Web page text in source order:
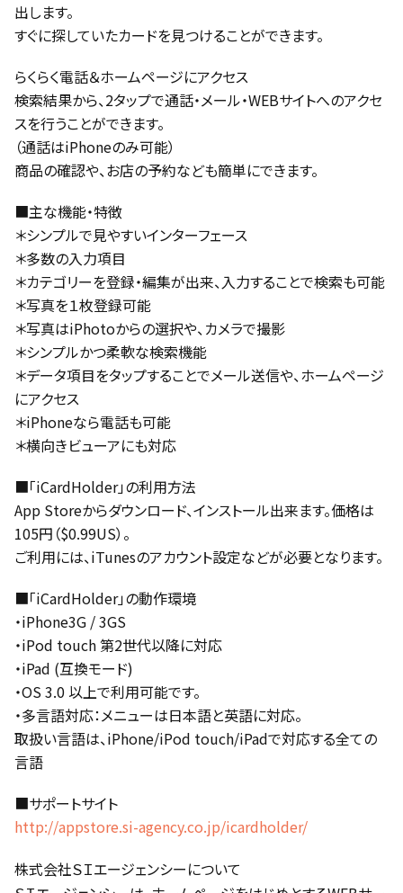
出します。
すぐに探していたカードを見つけることができます。
らくらく電話＆ホームページにアクセス
検索結果から、2タップで通話・メール・WEBサイトへのアクセ
スを行うことができます。
（通話はiPhoneのみ可能）
商品の確認や、お店の予約なども簡単にできます。
■主な機能・特徴
＊シンプルで見やすいインターフェース
＊多数の入力項目
＊カテゴリーを登録・編集が出来、入力することで検索も可能
＊写真を１枚登録可能
＊写真はiPhotoからの選択や、カメラで撮影
＊シンプルかつ柔軟な検索機能
＊データ項目をタップすることでメール送信や、ホームページ
にアクセス
＊iPhoneなら電話も可能
＊横向きビューアにも対応
■「iCardHolder」の利用方法
App Storeからダウンロード、インストール出来ます。価格は
105円（$0.99US）。
ご利用には、iTunesのアカウント設定などが必要となります。
■「iCardHolder」の動作環境
・iPhone3G / 3GS
・iPod touch 第2世代以降に対応
・iPad (互換モード)
・OS 3.0 以上で利用可能です。
・多言語対応：メニューは日本語と英語に対応。
取扱い言語は、iPhone/iPod touch/iPadで対応する全ての
言語
■サポートサイト
http://appstore.si-agency.co.jp/icardholder/
株式会社ＳＩエージェンシーについて